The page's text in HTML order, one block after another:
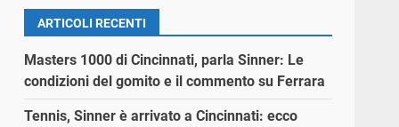
ARTICOLI RECENTI
Masters 1000 di Cincinnati, parla Sinner: Le
condizioni del gomito e il commento su Ferrara
Tennis, Sinner è arrivato a Cincinnati: ecco